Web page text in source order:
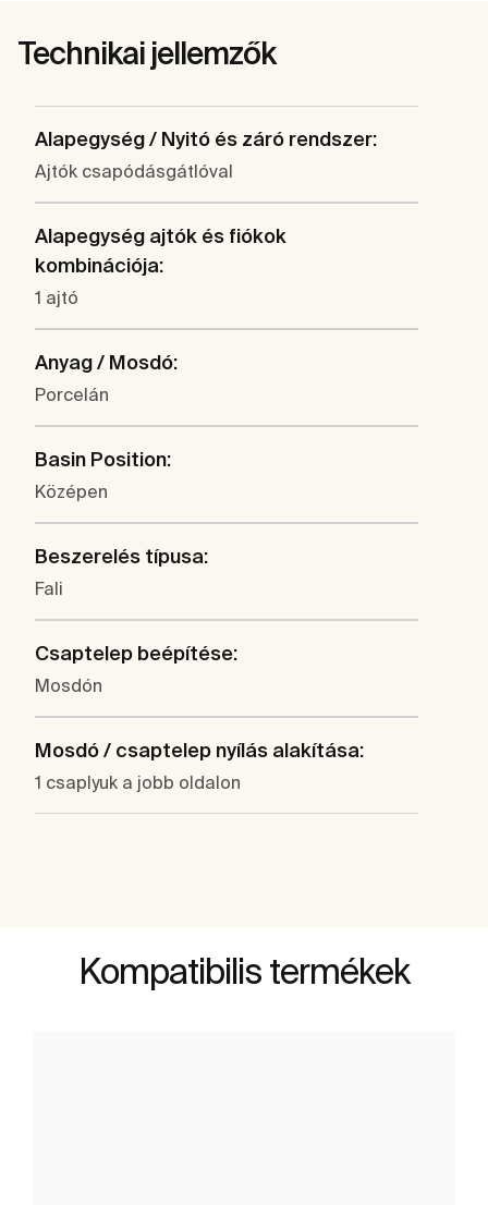
Technikai jellemzők
Alapegység / Nyitó és záró rendszer:
Ajtók csapódásgátlóval
Alapegység ajtók és fiókok
kombinációja:
1 ajtó
Anyag / Mosdó:
Porcelán
Basin Position:
Középen
Beszerelés típusa:
Fali
Csaptelep beépítése:
Mosdón
Mosdó / csaptelep nyílás alakítása:
1 csaplyuk a jobb oldalon
Kompatibilis termékek